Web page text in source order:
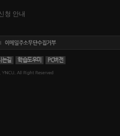
청 안내
는길 학습도우미 PC버전